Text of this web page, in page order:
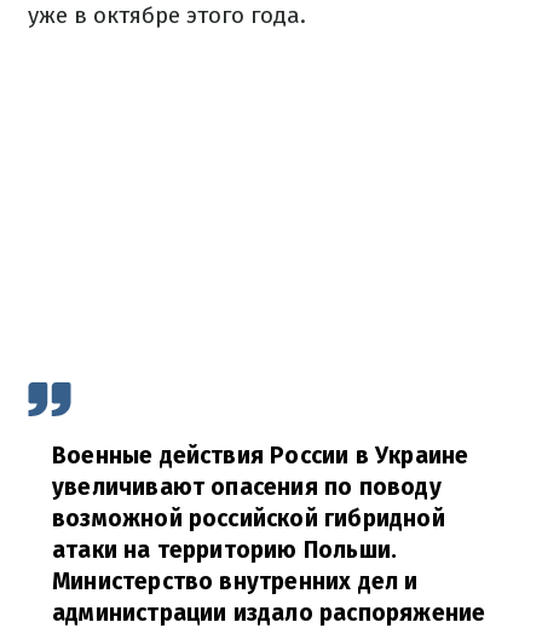
уже в октябре этого года.
Военные действия России в Украине
увеличивают опасения по поводу
возможной российской гибридной
атаки на территорию Польши.
Министерство внутренних дел и
администрации издало распоряжение